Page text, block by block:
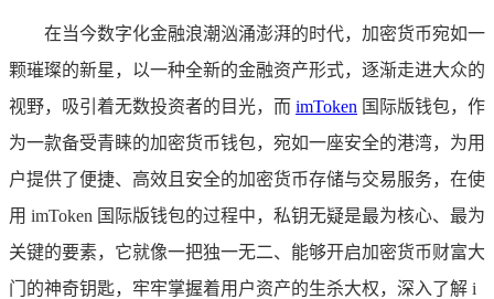
在当今数字化金融浪潮汹涌澎湃的时代，加密货币宛如一
颗璀璨的新星，以一种全新的金融资产形式，逐渐走进大众的
视野，吸引着无数投资者的目光，而 imToken 国际版钱包，作
为一款备受青睐的加密货币钱包，宛如一座安全的港湾，为用
户提供了便捷、高效且安全的加密货币存储与交易服务，在使
用 imToken 国际版钱包的过程中，私钥无疑是最为核心、最为
关键的要素，它就像一把独一无二、能够开启加密货币财富大
门的神奇钥匙，牢牢掌握着用户资产的生杀大权，深入了解 i